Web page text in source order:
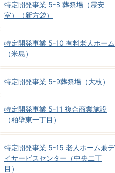
特定開発事業 5-8 葬祭場（霊安
室）（新方袋）
特定開発事業 5-10 有料老人ホーム
（米島）
特定開発事業 5-9葬祭場（大枝）
特定開発事業 5-11 複合商業施設
（粕壁東一丁目）
特定開発事業 5-15 老人ホーム兼デ
イサービスセンター（中央二丁
目）